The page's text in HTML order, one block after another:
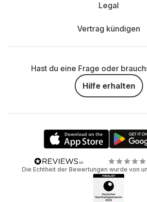
Legal
Vertrag kündigen
Hast du eine Frage oder
Hilfe erhalten
Die Echtheit der Bewertungen wurde von